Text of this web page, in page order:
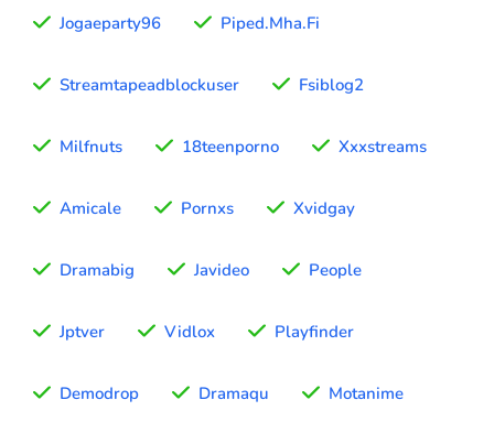
Jogaeparty96 Piped.Mha.Fi
Streamtapeadblockuser Fsiblog2
Milfnuts 18teenporno Xxxstreams
Amicale Pornxs Xvidgay
Dramabig Javideo People
Jptver Vidlox Playfinder
Demodrop Dramaqu Motanime